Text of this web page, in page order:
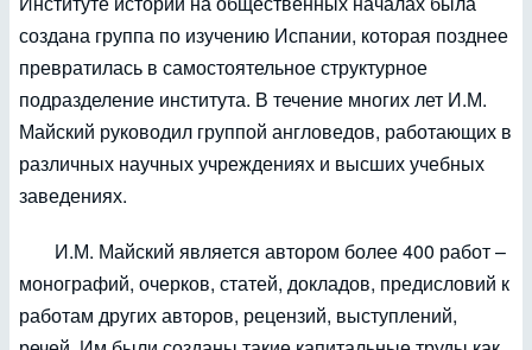
создана группа по изучению Испании, которая позднее
превратилась в самостоятельное структурное
подразделение института. В течение многих лет И.М.
Майский руководил группой англоведов, работающих в
различных научных учреждениях и высших учебных
заведениях.
И.М. Майский является автором более 400 работ –
монографий, очерков, статей, докладов, предисловий к
работам других авторов, рецензий, выступлений,